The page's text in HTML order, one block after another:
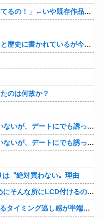
アニメ業界「助けて！原作が枯渇してるの！」←いや既存作品の2期やったら良いよね？
織田信雄って、「織田信雄はバカ」と歴史に書かれているが今まで家が残っているんでバカではないよな？
のは何故か？
【4/4】女房に明日の予定は聞いていないが、デートにでも誘ってみる。多分断られるはずだ。間男と会うからね。はいはいどうぞ思う存分お楽しみください。そのうち地獄に落してやるわ！
【1/4】女房に明日の予定は聞いていないが、デートにでも誘ってみる。多分断られるはずだ。間男と会うからね。はいはいどうぞ思う存分お楽しみください。そのうち地獄に落してやるわ！
〝絶対買わない〟理由
【PC電源】いったい誰に見せるためにそんな所にLCD付けるのかな
【AM4】さすがにDDR5へ乗り換えるタイミング逃し感が半端ない